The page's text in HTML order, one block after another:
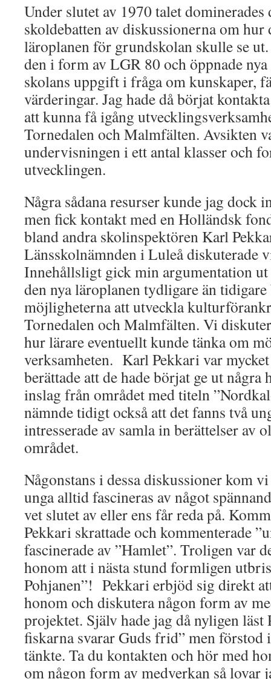
Under slutet av 1970 talet dominerades
skoldebatten av diskussionerna om hur
läroplanen för grundskolan skulle se
den i form av LGR 80 och öppnade
skolans uppgift i fråga om kunskaper,
värderingar. Jag hade då börjat
att kunna få igång
Tornedalen och Malmfälten. Avsikten
undervisningen i ett antal klasser och
utvecklingen.
Några sådana resurser kunde jag dock
men fick kontakt med en Holländsk
bland andra skolinspektören Karl
Länsskolnämnden i Luleå diskuterade
Innehållsligt gick min argumentation ut
den nya läroplanen tydligare än tidigare
möjligheterna att utveckla
Tornedalen och Malmfälten. Vi
hur lärare eventuellt kunde tänka om
verksamheten. Karl Pekkari var
berättade att de hade börjat ge ut
inslag från området med titeln
nämnde tidigt också att det fanns två
intresserade av samla in berättelser av
området.
Någonstans i dessa diskussioner kom
unga alltid fascineras av något
vet slutet av eller ens får reda på.
Pekkari skrattade och kommenterade
fascinerade av ”Hamlet”. Troligen var
honom att i nästa stund formligen
Pohjanen”! Pekkari erbjöd sig direkt
honom och diskutera någon form av
projektet. Själv hade jag då nyligen läst
fiskarna svarar Guds frid” men
tänkte. Ta du kontakten och hör med
om någon form av medverkan så lovar